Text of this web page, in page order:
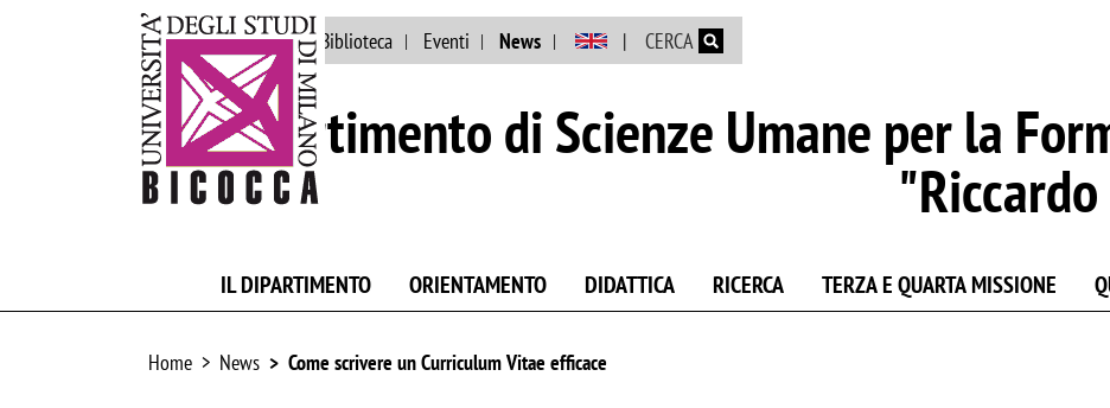
Ateneo Persone Biblioteca Eventi News CERCA
Dipartimento di Scienze Umane per la
IL DIPARTIMENTO ORIENTAMENTO DIDATTICA RICERCA TERZA E QUARTA MISSIONE
Home News Come scrivere un Curriculum Vitae efficace